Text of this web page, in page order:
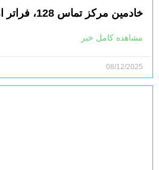
خادمین مرکز تماس 128، فراتر از یک پاسخگو
مشاهده کامل خبر
08/12/2025